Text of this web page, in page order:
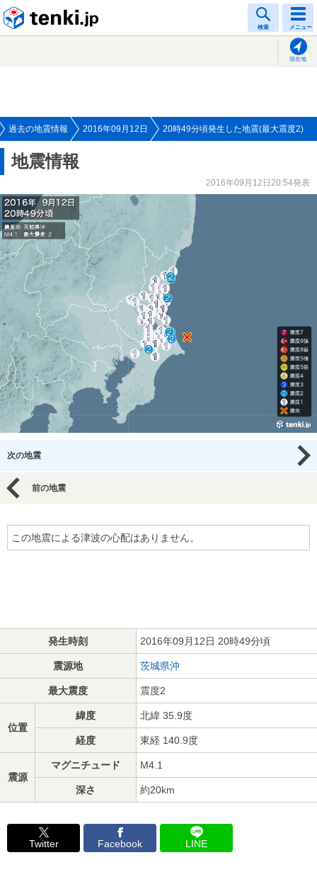
検索 メニュー
現在地
過去の地震情報 2016年09月12日 20時49分頃発生した地震(最大震度2)
地震情報
2016年09月12日20:54発表
次の地震
前の地震
この地震による津波の心配はありません。
発生時刻 2016年09月12日 20時49分頃
震源地 茨城県沖
最大震度 震度2
位置
緯度 北緯 35.9度
経度 東経 140.9度
震源
マグニチュード M4.1
深さ 約20km
Twitter Facebook LINE